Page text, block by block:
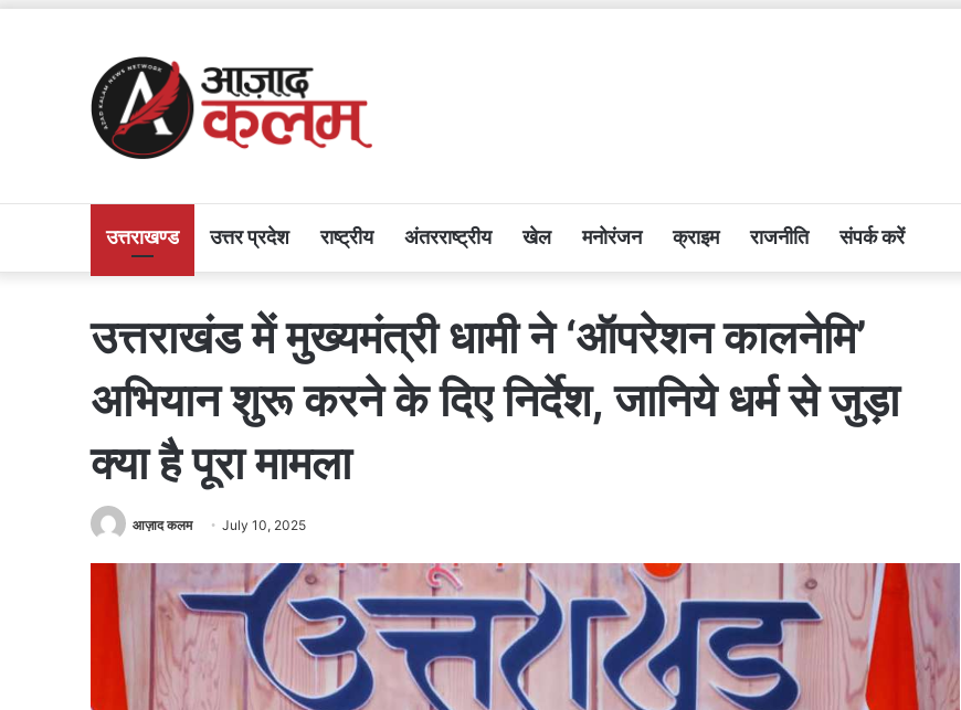
उत्तराखण्ड उत्तर प्रदेश राष्ट्रीय अंतरराष्ट्रीय खेल मनोरंजन क्राइम राजनीति संपर्क करें
उत्तराखंड में मुख्यमंत्री धामी ने ‘ऑपरेशन कालनेमि’
अभियान शुरू करने के दिए निर्देश, जानिये धर्म से जुड़ा
क्या है पूरा मामला
आज़ाद कलम July 10, 2025